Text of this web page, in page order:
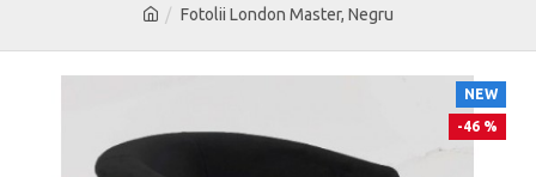
Fotolii London Master, Negru
NEW
-46 %